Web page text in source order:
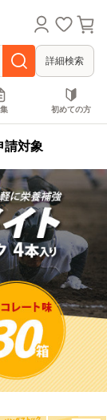
詳細検索
初めての方
請対象